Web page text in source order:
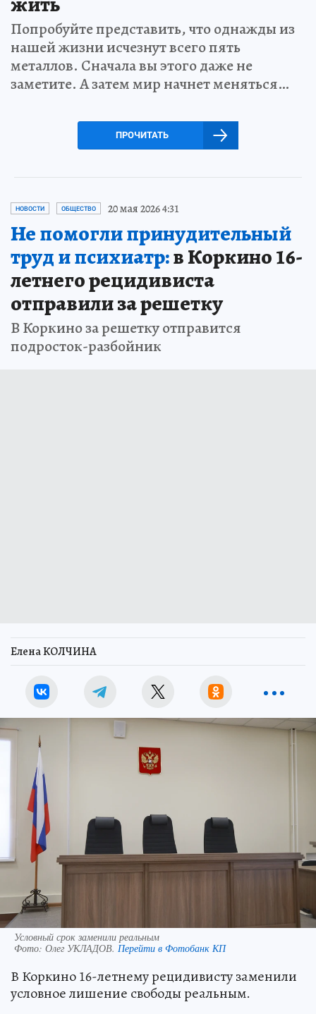
Попробуйте представить, что однажды из
нашей жизни исчезнут всего пять
металлов. Сначала вы этого даже не
заметите. А затем мир начнет меняться…
ПРОЧИТАТЬ
НОВОСТИ ОБЩЕСТВО 20 мая 2026 4:31
Не помогли принудительный
труд и психиатр:в Коркино 16-
летнего рецидивиста
отправили за решетку
В Коркино за решетку отправится
подросток-разбойник
Елена КОЛЧИНА
Условный срок заменили реальным
Фото: Олег УКЛАДОВ. Перейти в Фотобанк КП
В Коркино 16-летнему рецидивисту заменили
условное лишение свободы реальным.